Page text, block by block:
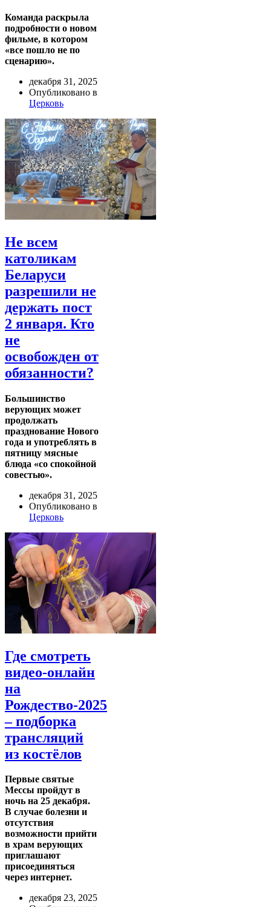
Команда раскрыла
подробности о новом
фильме, в котором
«все пошло не по
сценарию».
декабря 31, 2025
Опубликовано в
Церковь
Не всем
католикам
Беларуси
разрешили не
держать пост
2 января. Кто
не
освобожден от
обязанности?
Большинство
верующих может
продолжать
празднование Нового
года и употреблять в
пятницу мясные
блюда «со спокойной
совестью».
декабря 31, 2025
Опубликовано в
Церковь
Где смотреть
видео-онлайн
на
Рождество-2025
– подборка
трансляций
из костёлов
Первые святые
Мессы пройдут в
ночь на 25 декабря.
В случае болезни и
отсутствия
возможности прийти
в храм верующих
приглашают
присоединяться
через интернет.
декабря 23, 2025